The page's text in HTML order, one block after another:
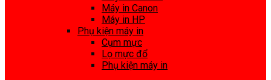
Máy in Canon
Máy in HP
Phụ kiện máy in
Cụm mực
Lọ mực đổ
Phụ kiện máy in